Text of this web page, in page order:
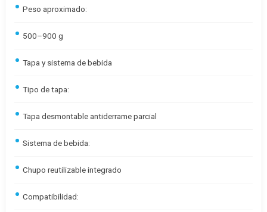
Peso aproximado:
500–900 g
Tapa y sistema de bebida
Tipo de tapa:
Tapa desmontable antiderrame parcial
Sistema de bebida:
Chupo reutilizable integrado
Compatibilidad: